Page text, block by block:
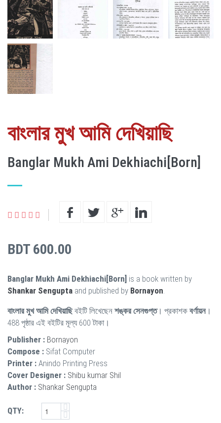
বাংলার মুখ আমি দেখিয়াছি
Banglar Mukh Ami Dekhiachi[Born]
BDT 600.00
Banglar Mukh Ami Dekhiachi[Born] is a book written by
Shankar Sengupta and published by Bornayon
বাংলার মুখ আমি দেখিয়াছিবইটি লিখেছেন শঙ্কর সেনগুপ্ত। প্রকাশক বর্ণায়ন।
488 পৃষ্ঠার এই বইটির মূল্য 600 টাকা।
Publisher : Bornayon
Compose : Sifat Computer
Printer : Anindo Printing Press
Cover Designer : Shibu kumar Shil
Author : Shankar Sengupta
QTY: